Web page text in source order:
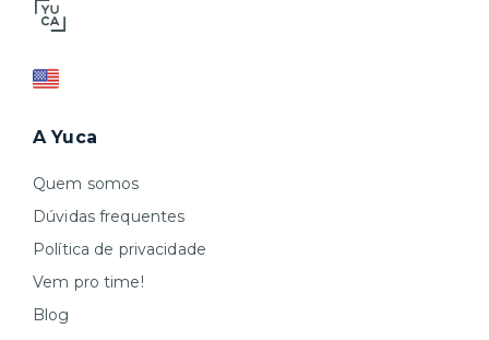
A Yuca
Quem somos
Dúvidas frequentes
Política de privacidade
Vem pro time!
Blog